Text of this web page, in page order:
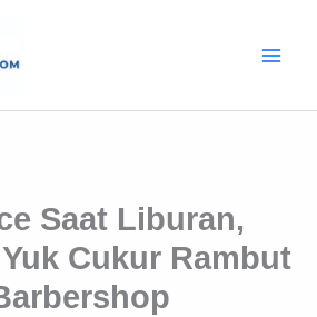
Saat Liburan,
Cukur Rambut